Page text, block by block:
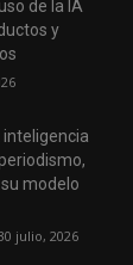
de la IA
y
inteligencia
modelo
julio, 2026